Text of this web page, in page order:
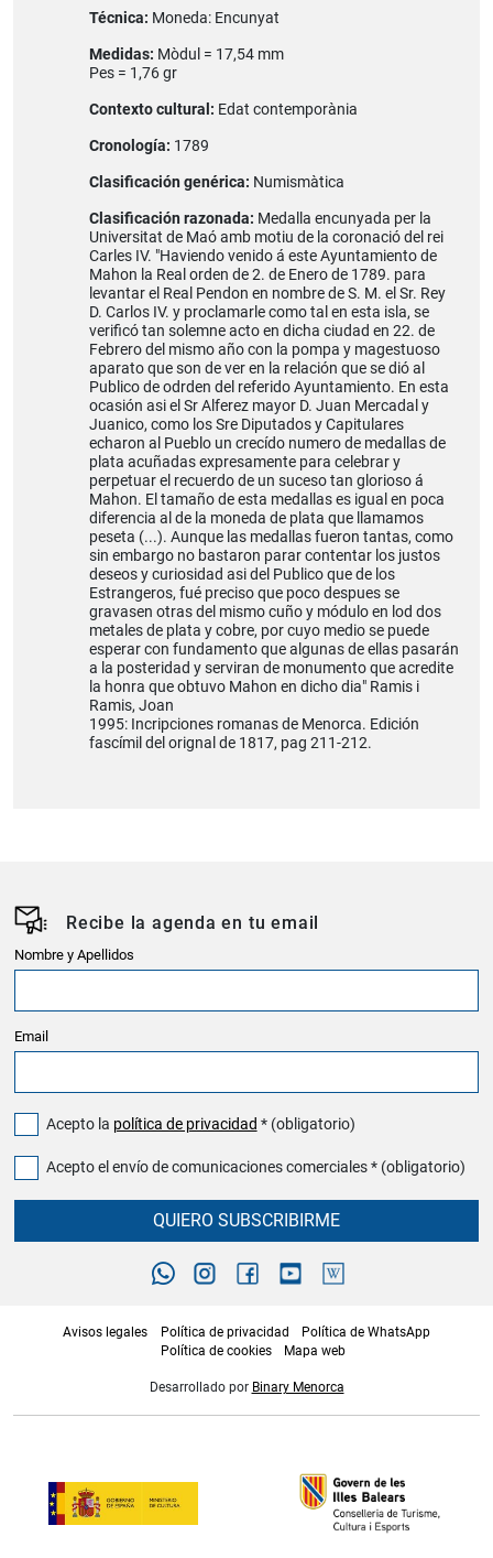
Técnica: Moneda: Encunyat
Medidas: Mòdul = 17,54 mm
Pes = 1,76 gr
Contexto cultural: Edat contemporània
Cronología: 1789
Clasificación genérica: Numismàtica
Clasificación razonada: Medalla encunyada per la
Universitat de Maó amb motiu de la coronació del rei
Carles IV. "Haviendo venido á este Ayuntamiento de
Mahon la Real orden de 2. de Enero de 1789. para
levantar el Real Pendon en nombre de S. M. el Sr. Rey
D. Carlos IV. y proclamarle como tal en esta isla, se
verificó tan solemne acto en dicha ciudad en 22. de
Febrero del mismo año con la pompa y magestuoso
aparato que son de ver en la relación que se dió al
Publico de odrden del referido Ayuntamiento. En esta
ocasión asi el Sr Alferez mayor D. Juan Mercadal y
Juanico, como los Sre Diputados y Capitulares
echaron al Pueblo un crecído numero de medallas de
plata acuñadas expresamente para celebrar y
perpetuar el recuerdo de un suceso tan glorioso á
Mahon. El tamaño de esta medallas es igual en poca
diferencia al de la moneda de plata que llamamos
peseta (...). Aunque las medallas fueron tantas, como
sin embargo no bastaron parar contentar los justos
deseos y curiosidad asi del Publico que de los
Estrangeros, fué preciso que poco despues se
gravasen otras del mismo cuño y módulo en lod dos
metales de plata y cobre, por cuyo medio se puede
esperar con fundamento que algunas de ellas pasarán
a la posteridad y serviran de monumento que acredite
la honra que obtuvo Mahon en dicho dia" Ramis i
Ramis, Joan
1995: Incripciones romanas de Menorca. Edición
fascímil del orignal de 1817, pag 211-212.
Recibe la agenda en tu email
Nombre y Apellidos
Email
Acepto la política de privacidad * (obligatorio)
Acepto el envío de comunicaciones comerciales * (obligatorio)
QUIERO SUBSCRIBIRME
Avisos legales Política de privacidad
Política de WhatsApp
Política de cookies
Mapa web
Desarrollado por Binary Menorca